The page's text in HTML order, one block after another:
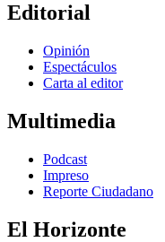
Editorial
Opinión
Espectáculos
Carta al editor
Multimedia
Podcast
Impreso
Reporte Ciudadano
El Horizonte